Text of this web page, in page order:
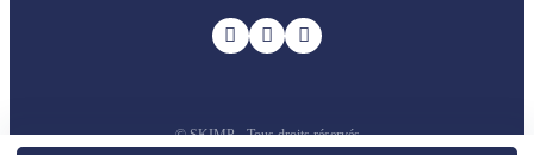
© SKIMP - Tous droits réservés